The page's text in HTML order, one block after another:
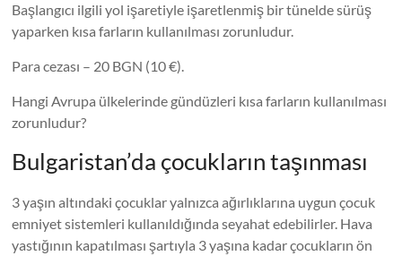
Başlangıcı ilgili yol işaretiyle işaretlenmiş bir tünelde sürüş
yaparken kısa farların kullanılması zorunludur.
Para cezası – 20 BGN (10 €).
Hangi Avrupa ülkelerinde gündüzleri kısa farların kullanılması
zorunludur?
Bulgaristan’da çocukların taşınması
3 yaşın altındaki çocuklar yalnızca ağırlıklarına uygun çocuk
emniyet sistemleri kullanıldığında seyahat edebilirler. Hava
yastığının kapatılması şartıyla 3 yaşına kadar çocukların ön